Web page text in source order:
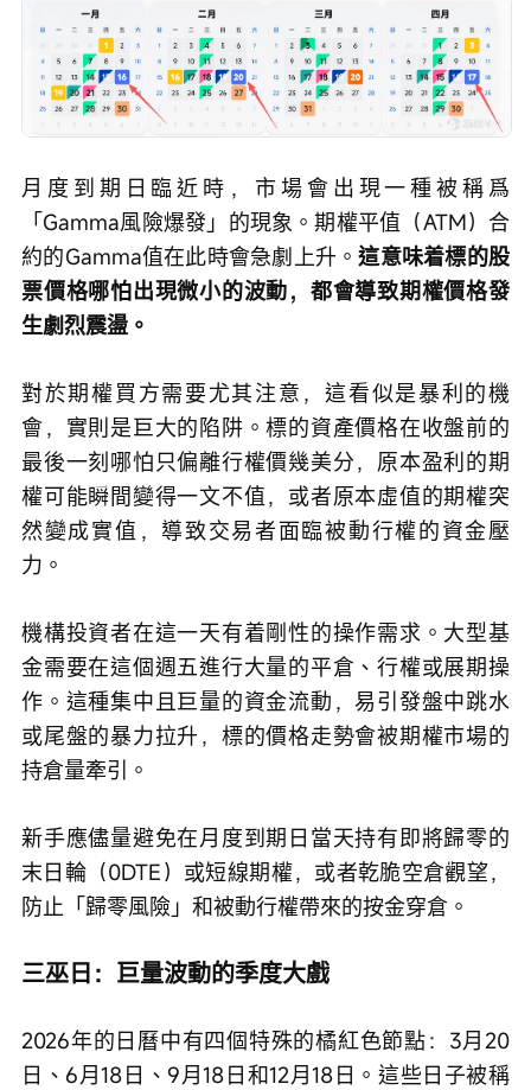
月度到期日臨近時，市場會出現一種被稱爲
「Gamma風險爆發」的現象。期權平值（ATM）合
約的Gamma值在此時會急劇上升。這意味着標的股
票價格哪怕出現微小的波動，都會導致期權價格發
生劇烈震盪。
對於期權買方需要尤其注意，這看似是暴利的機
會，實則是巨大的陷阱。標的資產價格在收盤前的
最後一刻哪怕只偏離行權價幾美分，原本盈利的期
權可能瞬間變得一文不值，或者原本虛值的期權突
然變成實值，導致交易者面臨被動行權的資金壓
力。
機構投資者在這一天有着剛性的操作需求。大型基
金需要在這個週五進行大量的平倉、行權或展期操
作。這種集中且巨量的資金流動，易引發盤中跳水
或尾盤的暴力拉升，標的價格走勢會被期權市場的
持倉量牽引。
新手應儘量避免在月度到期日當天持有即將歸零的
末日輪（0DTE）或短線期權，或者乾脆空倉觀望，
防止「歸零風險」和被動行權帶來的按金穿倉。
三巫日：巨量波動的季度大戲
2026年的日曆中有四個特殊的橘紅色節點：3月20
日、6月18日、9月18日和12月18日。這些日子被稱